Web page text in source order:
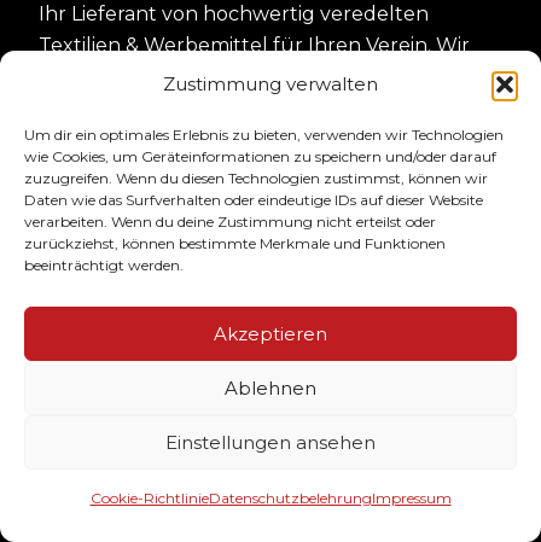
Zustimmung verwalten
Um dir ein optimales Erlebnis zu bieten, verwenden wir Technologien
wie Cookies, um Geräteinformationen zu speichern und/oder darauf
zuzugreifen. Wenn du diesen Technologien zustimmst, können wir
Daten wie das Surfverhalten oder eindeutige IDs auf dieser Website
verarbeiten. Wenn du deine Zustimmung nicht erteilst oder
zurückziehst, können bestimmte Merkmale und Funktionen
beeinträchtigt werden.
Akzeptieren
Ablehnen
Einstellungen ansehen
Cookie-RichtlinieDatenschutzbelehrungImpressum
Ihr Lieferant von hochwertig veredelten
Textilien & Werbemittel für Ihren Verein. Wir
drucken Ihre Meister, Aufstieg- und
wir ihre Teamausstattung wie Sweater, Jacken,
Polos & Caps im Casual- & Streetstyle!
SERVICE
Der Bestellablauf
Designservice
Größen & Farben
Häufige Fragen
KONTAKT